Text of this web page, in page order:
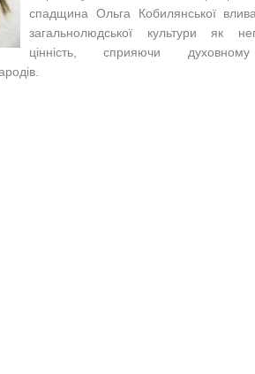
спадщина Ольга Кобилянської
загальнолюдської культури як
цінність, сприяючи